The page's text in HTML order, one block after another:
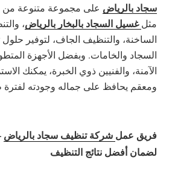
سجاد بالرياض على مجموعة متنوعة من
مثل غسيل السجاد بالبخار بالرياض،
الساخنة، والتنظيف الجاف، لتوفير
السجاد والخامات. وبفضل الأجهزة
الآمنة، والفنيين ذوي الخبرة، يمكنك
ومعقم يحافظ على جماله وجودته لفترة
فريق عمل شركة تنظيف سجاد بالرياض
لضمان أفضل نتائج التنظيف